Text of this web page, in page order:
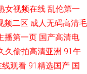
女视频在线 乱伦第一
频二区 成人无码高清毛
播第一页 国产高清电
久偷拍高清亚洲 91午
线观看 91精选国产 国